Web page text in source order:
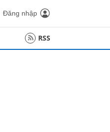
Đăng nhập
RSS